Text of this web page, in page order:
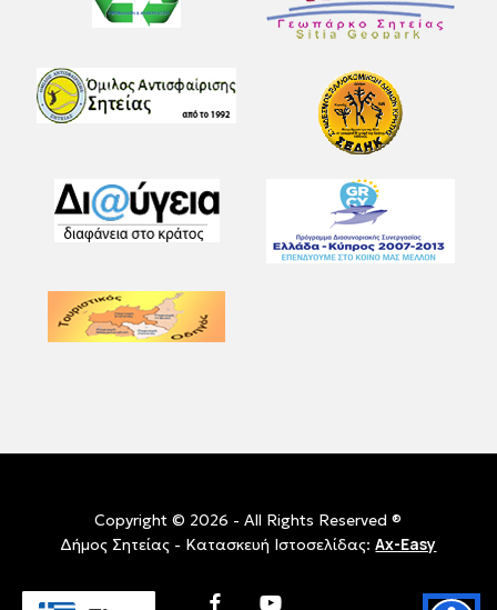
Copyright © 2026 - All Rights Reserved ®
Δήμος Σητείας - Κατασκευή Ιστοσελίδας:Ax-Easy
facebookyoutube